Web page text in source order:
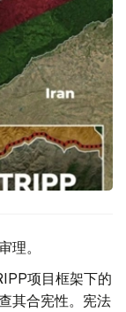
理。
项目框架下的
其合宪性。宪法